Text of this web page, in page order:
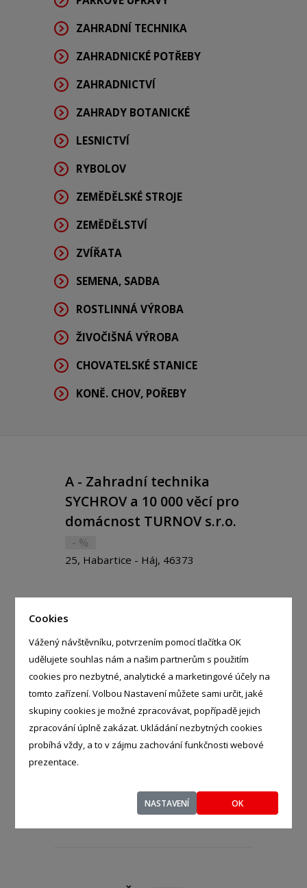
Cookies
Vážený návštěvníku, potvrzením pomocí tlačítka OK
udělujete souhlas nám a našim partnerům s použitím
cookies pro nezbytné, analytické a marketingové účely na
tomto zařízení. Volbou Nastavení můžete sami určit, jaké
skupiny cookies je možné zpracovávat, popřípadě jejich
zpracování úplně zakázat. Ukládání nezbytných cookies
probíhá vždy, a to v zájmu zachování funkčnosti webové
prezentace.
NASTAVENÍ OK
ZAHRADNÍ TECHNIKA
ZAHRADNICKÉ POTŘEBY
ZAHRADNICTVÍ
ZAHRADY BOTANICKÉ
LESNICTVÍ
RYBOLOV
ZEMĚDĚLSKÉ STROJE
ZEMĚDĚLSTVÍ
ZVÍŘATA
SEMENA, SADBA
ROSTLINNÁ VÝROBA
ŽIVOČIŠNÁ VÝROBA
CHOVATELSKÉ STANICE
KONĚ. CHOV, POŘEBY
A - Zahradní technika
SYCHROV a 10 000 věcí pro
domácnost TURNOV s.r.o.
- %
25, Habartice - Háj, 46373
BOTANIKA s.r.o. - %
Slezská 2000, Frýdek-Místek -
Frýdek, 73801
Gregor a syn, s.r.o.
Pionýrů 12, Tábor - Čekanice,